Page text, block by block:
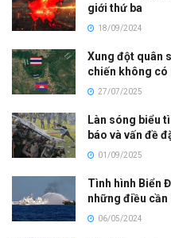
giới thứ ba
18/09/2024
Xung đột quân
chiến không
27/07/2025
Làn sóng biểu
báo và vấn đề
01/09/2025
Tình hình Biển
những điều cần
06/05/2024